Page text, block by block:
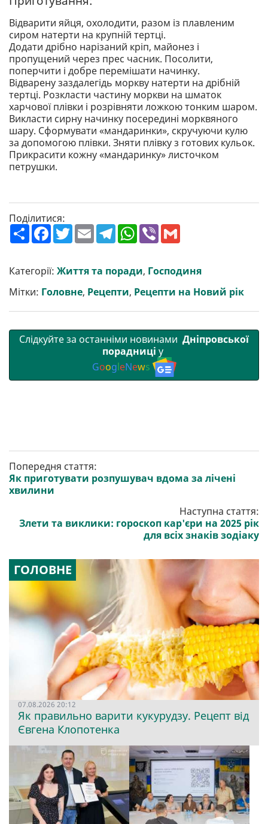
Відварити яйця, охолодити, разом із плавленим
сиром натерти на крупній тертці.
Додати дрібно нарізаний кріп, майонез і
пропущений через прес часник. Посолити,
поперчити і добре перемішати начинку.
Відварену заздалегідь моркву натерти на дрібній
тертці. Розкласти частину моркви на шматок
харчової плівки і розрівняти ложкою тонким шаром.
Викласти сирну начинку посередині морквяного
шару. Сформувати «мандаринки», скручуючи кулю
за допомогою плівки. Зняти плівку з готових кульок.
Прикрасити кожну «мандаринку» листочком
петрушки.
Поділитися:
П
о
ш
р
и
и
F
a
c
b
o
k
T
w
t
e
E
m
a
l
T
e
g
r
m
W
h
a
s
A
p
p
V
b
r l
Категорії: Життя та поради, Господиня
Мітки: Головне, Рецепти, Рецепти на Новий рік
Слідкуйте за останніми новинами Дніпровської
порадниці у
GoogleNews
Попередня стаття:
Як приготувати розпушувач вдома за лічені
хвилини
Наступна стаття:
Злети та виклики: гороскоп кар'єри на 2025 рік
для всіх знаків зодіаку
ГОЛОВНЕ
07.08.2026 20:12
Як правильно варити кукурудзу. Рецепт від
Євгена Клопотенка